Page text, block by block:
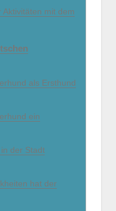
mit dem
als Ersthund
ein
der Stadt
hat der